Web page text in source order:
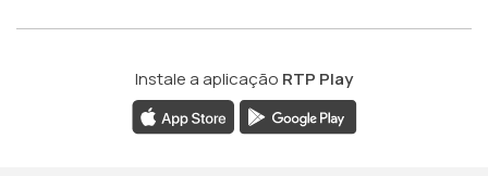
Instale a aplicação RTP Play